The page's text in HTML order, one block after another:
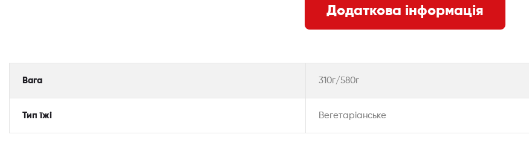
Додаткова інформація
Вага 310г/580г
Тип їжі Вегетаріанське